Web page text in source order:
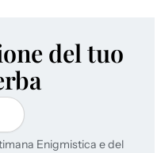
del tuo
Enigmistica e del